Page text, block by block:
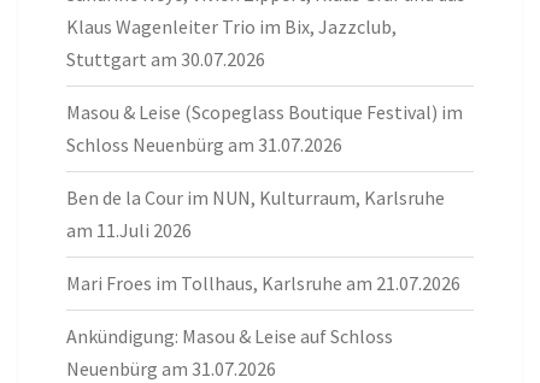
Klaus Wagenleiter Trio im Bix, Jazzclub,
Stuttgart am 30.07.2026
Masou & Leise (Scopeglass Boutique Festival) im
Schloss Neuenbürg am 31.07.2026
Ben de la Cour im NUN, Kulturraum, Karlsruhe
am 11.Juli 2026
Mari Froes im Tollhaus, Karlsruhe am 21.07.2026
Ankündigung: Masou & Leise auf Schloss
Neuenbürg am 31.07.2026